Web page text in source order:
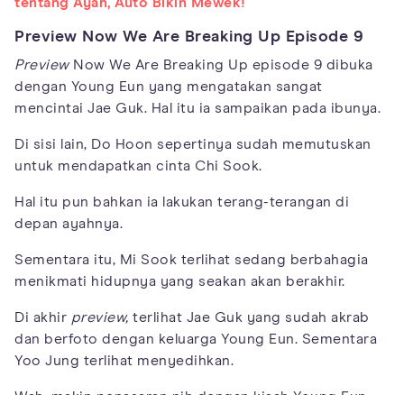
Preview Now We Are Breaking Up Episode 9
PreviewNow We Are Breaking Up episode 9 dibuka
dengan Young Eun yang mengatakan sangat
mencintai Jae Guk. Hal itu ia sampaikan pada ibunya.
Di sisi lain, Do Hoon sepertinya sudah memutuskan
untuk mendapatkan cinta Chi Sook.
Hal itu pun bahkan ia lakukan terang-terangan di
depan ayahnya.
Sementara itu, Mi Sook terlihat sedang berbahagia
menikmati hidupnya yang seakan akan berakhir.
Di akhir preview, terlihat Jae Guk yang sudah akrab
dan berfoto dengan keluarga Young Eun. Sementara
Yoo Jung terlihat menyedihkan.